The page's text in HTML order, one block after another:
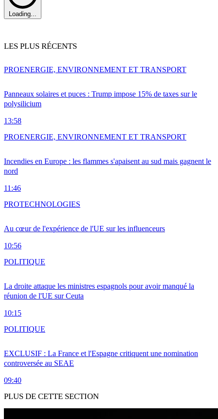
Loading...
LES PLUS RÉCENTS
Panneaux solaires et puces : Trump impose 15% de taxes sur le
polysilicium
13:58
PROENERGIE, ENVIRONNEMENT ET TRANSPORT
Incendies en Europe : les flammes s'apaisent au sud mais gagnent le
nord
11:46
PROENERGIE, ENVIRONNEMENT ET TRANSPORT
Au cœur de l'expérience de l'UE sur les influenceurs
10:56
PROTECHNOLOGIES
La droite attaque les ministres espagnols pour avoir manqué la
réunion de l'UE sur Ceuta
10:15
POLITIQUE
EXCLUSIF : La France et l'Espagne critiquent une nomination
controversée au SEAE
09:40
POLITIQUE
PLUS DE CETTE SECTION